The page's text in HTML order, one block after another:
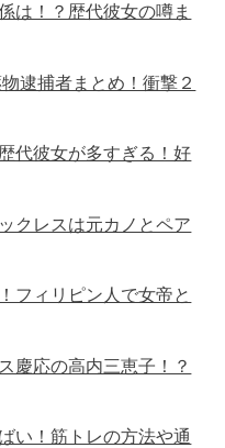
は！？歴代彼女の噂ま
逮捕者まとめ！衝撃２
代彼女が多すぎる！好
クレスは元カノとペア
フィリピン人で女帝と
慶応の高内三恵子！？
い！筋トレの方法や通